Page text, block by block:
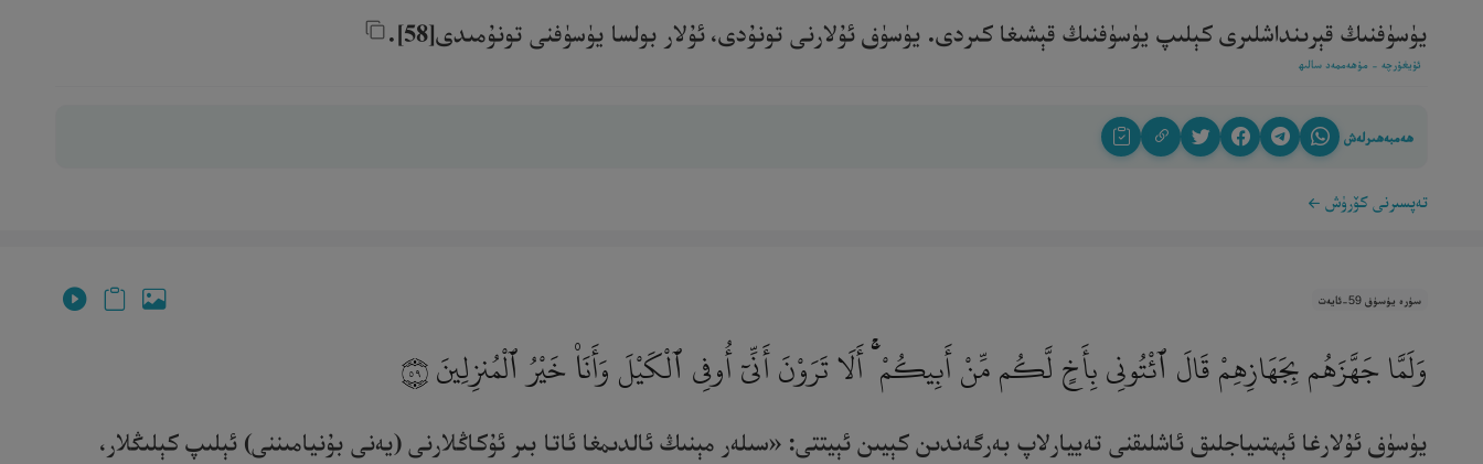
يۈسۈفنىڭ قېرىنداشلىرى كېلىپ يۈسۈفنىڭ قېشىغا كىردى. يۈسۈف ئۇلارنى تونۇدى، ئۇلار بولسا يۈسۈفنى تونۇمىدى[58].‎
ئۇيغۇرچە - مۇھەممەد سالىھ
ھەمبەھىرلەش
تەپسىرنى كۆرۈش
سۈرە يۈسۈف 59-ئايەت
وَلَمَّا جَهَّزَهُم بِجَهَازِهِمْ قَالَ ٱئْتُونِى بِأَخٍ لَّكُم مِّنْ أَبِيكُمْ ۚ أَلَا تَرَوْنَ أَنِّىٓ أُوفِى ٱلْكَيْلَ وَأَنَا۠ خَيْرُ ٱلْمُنزِلِينَ ٥٩
يۈسۈف ئۇلارغا ئېھتىياجلىق ئاشلىقنى تەييارلاپ بەرگەندىن كېيىن ئېيتتى: «سىلەر مېنىڭ ئالدىمغا ئاتا بىر ئۇكاڭلارنى (يەنى بۇنيامىننى) ئېلىپ كېلىڭلار،